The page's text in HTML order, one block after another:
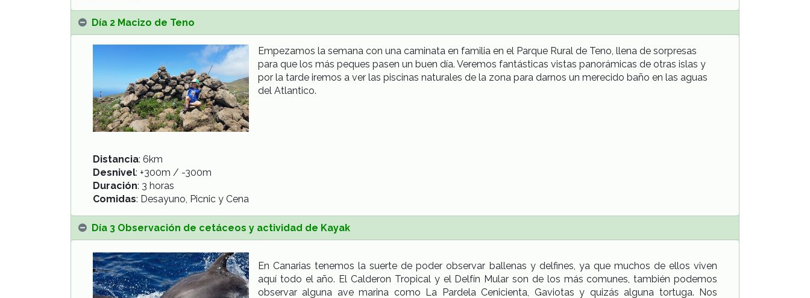
Día 2 Macizo de Teno
Empezamos la semana con una caminata en familia en el Parque Rural de Teno, llena de sorpresas
para que los más peques pasen un buen día. Veremos fantásticas vistas panorámicas de otras islas y
por la tarde iremos a ver las piscinas naturales de la zona para darnos un merecido baño en las aguas
del Atlantico.
Distancia: 6km
Desnivel: +300m / -300m
Duración: 3 horas
Comidas: Desayuno, Picnic y Cena
Día 3 Observación de cetáceos y actividad de Kayak
En Canarias tenemos la suerte de poder observar ballenas y delfines, ya que muchos de ellos viven
aquí todo el año. El Calderon Tropical y el Delfín Mular son de los más comunes, también podemos
observar alguna ave marina como La Pardela Cenicienta, Gaviotas y quizás alguna tortuga. Nos